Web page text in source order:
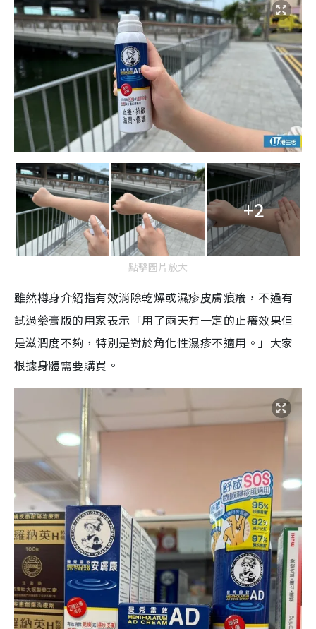
+2
點擊圖片放大
雖然樽身介紹指有效消除乾燥或濕疹皮膚痕癢，不過有
試過藥膏版的用家表示「用了兩天有一定的止癢效果但
是滋潤度不夠，特別是對於角化性濕疹不適用。」大家
根據身體需要購買。